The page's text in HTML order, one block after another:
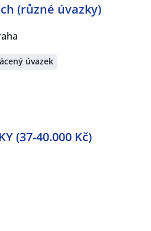
(různé úvazky)
úvazek
(37-40.000 Kč)